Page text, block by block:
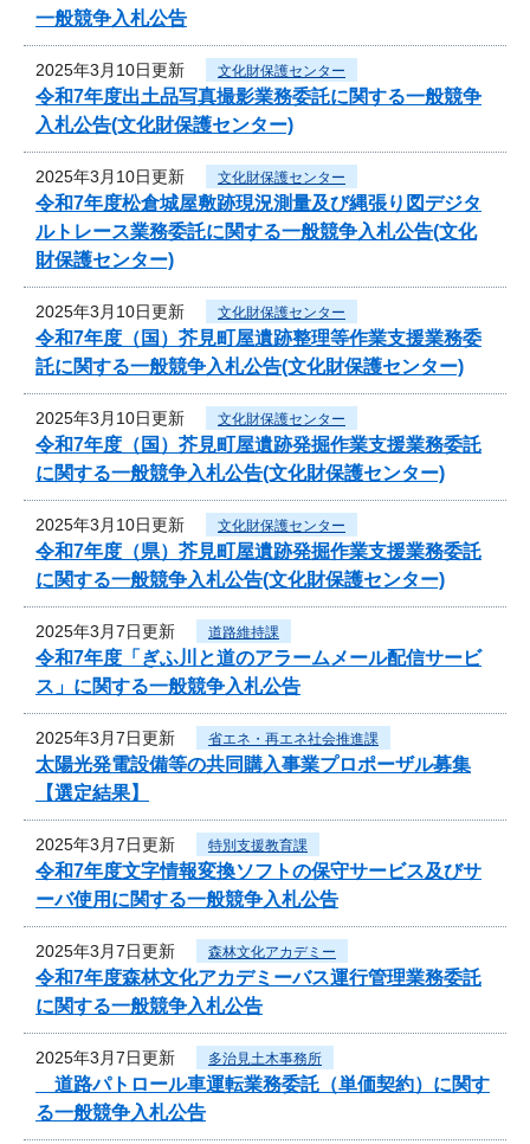
一般競争入札公告
2025年3月10日更新 文化財保護センター
令和7年度出土品写真撮影業務委託に関する一般競争
入札公告(文化財保護センター)
2025年3月10日更新 文化財保護センター
令和7年度松倉城屋敷跡現況測量及び縄張り図デジタ
ルトレース業務委託に関する一般競争入札公告(文化
財保護センター)
2025年3月10日更新 文化財保護センター
令和7年度（国）芥見町屋遺跡整理等作業支援業務委
託に関する一般競争入札公告(文化財保護センター)
2025年3月10日更新 文化財保護センター
令和7年度（国）芥見町屋遺跡発掘作業支援業務委託
に関する一般競争入札公告(文化財保護センター)
2025年3月10日更新 文化財保護センター
令和7年度（県）芥見町屋遺跡発掘作業支援業務委託
に関する一般競争入札公告(文化財保護センター)
2025年3月7日更新 道路維持課
令和7年度「ぎふ川と道のアラームメール配信サービ
ス」に関する一般競争入札公告
2025年3月7日更新 省エネ・再エネ社会推進課
太陽光発電設備等の共同購入事業プロポーザル募集
【選定結果】
2025年3月7日更新 特別支援教育課
令和7年度文字情報変換ソフトの保守サービス及びサ
ーバ使用に関する一般競争入札公告
2025年3月7日更新 森林文化アカデミー
令和7年度森林文化アカデミーバス運行管理業務委託
に関する一般競争入札公告
2025年3月7日更新 多治見土木事務所
道路パトロール車運転業務委託（単価契約）に関す
る一般競争入札公告